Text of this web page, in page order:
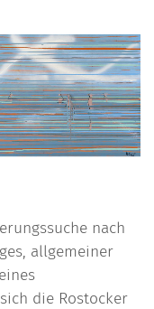
nach
allgemeiner
die Rostocker